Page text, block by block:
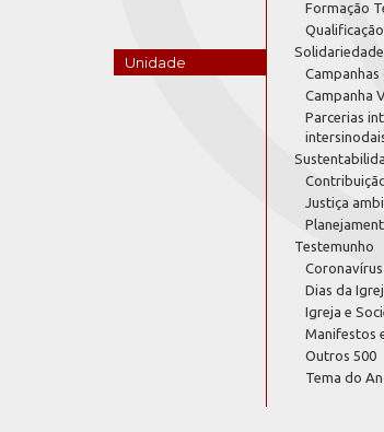
Unidade
Formação
Solidariedade
Campanha
Parcerias
Justiça
Testemunho
Coronavírus
Dias da
Igreja e
Manifestos
Outros 500
Tema do